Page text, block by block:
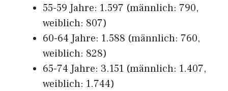
55-59 Jahre: 1.597 (männlich: 790,
weiblich: 807)
60-64 Jahre: 1.588 (männlich: 760,
weiblich: 828)
65-74 Jahre: 3.151 (männlich: 1.407,
weiblich: 1.744)